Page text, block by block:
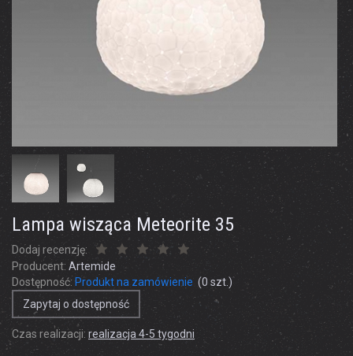
Lampa wisząca Meteorite 35
Dodaj recenzję:
Producent: Artemide
Dostępność: Produkt na zamówienie (0 szt.)
Zapytaj o dostępność
Czas realizacji: realizacja 4-5 tygodni